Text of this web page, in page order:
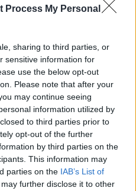
Process My Personal
sharing to third parties, or
sensitive information for
use the below opt-out
Please note that after your
may continue seeing
information utilized by
to third parties prior to
opt-out of the further
by third parties on the
This information may
parties on the IAB’s List of
further disclose it to other
hiánya
ennek a